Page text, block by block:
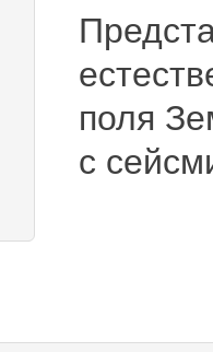
поля
с